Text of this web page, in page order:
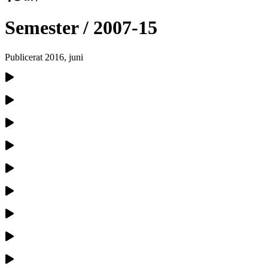
Semester / 2007-15
Publicerat 2016, juni